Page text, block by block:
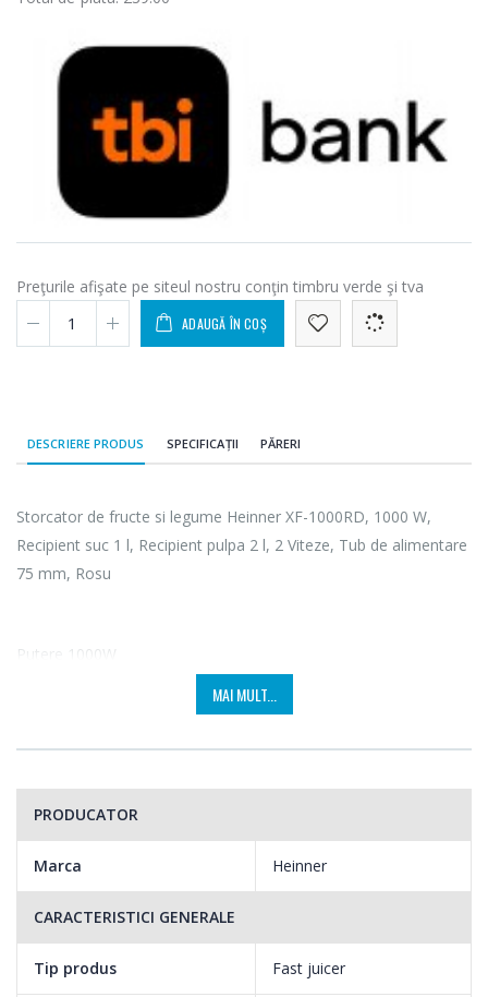
Preţurile afişate pe siteul nostru conţin timbru verde şi tva
ADAUGĂ ÎN COȘ
DESCRIERE PRODUS SPECIFICAȚII PĂRERI
Storcator de fructe si legume Heinner XF-1000RD, 1000 W,
Recipient suc 1 l, Recipient pulpa 2 l, 2 Viteze, Tub de alimentare
75 mm, Rosu
Putere 1000W
Bucura-te oricand de un suc de fructe proaspat, natural, fara
ajuta sa extragi simplu si rapid sucul din fructe si legume si sa iti
asiguri sursa zilnica de vitamine si antioxidanti.
MAI MULT...
PRODUCATOR
Marca Heinner
CARACTERISTICI GENERALE
Tip produs Fast juicer